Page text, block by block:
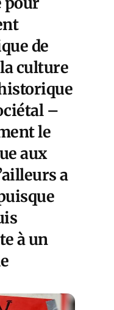
de
culture
–
le
aux
a
à un